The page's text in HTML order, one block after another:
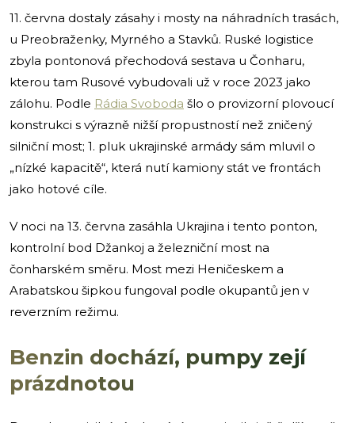
11. června dostaly zásahy i mosty na náhradních trasách,
u Preobraženky, Myrného a Stavků. Ruské logistice
zbyla pontonová přechodová sestava u Čonharu,
kterou tam Rusové vybudovali už v roce 2023 jako
zálohu. Podle Rádia Svoboda šlo o provizorní plovoucí
konstrukci s výrazně nižší propustností než zničený
silniční most; 1. pluk ukrajinské armády sám mluvil o
„nízké kapacitě“, která nutí kamiony stát ve frontách
jako hotové cíle.
V noci na 13. června zasáhla Ukrajina i tento ponton,
kontrolní bod Džankoj a železniční most na
čonharském směru. Most mezi Heničeskem a
Arabatskou šipkou fungoval podle okupantů jen v
reverzním režimu.
Benzin dochází, pumpy zejí
prázdnotou